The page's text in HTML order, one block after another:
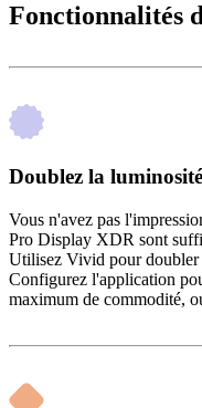
Fonctionnalités
Doublez la
Vous n'avez pas
Pro Display XDR sont
Utilisez Vivid pour doubler
Configurez l'application
maximum de commodité,